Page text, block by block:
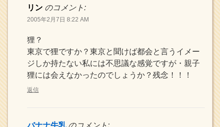
リン のコメント:
2005年2月7日 8:22 AM
狸？
東京で狸ですか？東京と聞けば都会と言うイメー
ジしか持たない私には不思議な感覚ですが・親子
狸には会えなかったのでしょうか？残念！！！
返信
バナナ牛乳 のコメント: